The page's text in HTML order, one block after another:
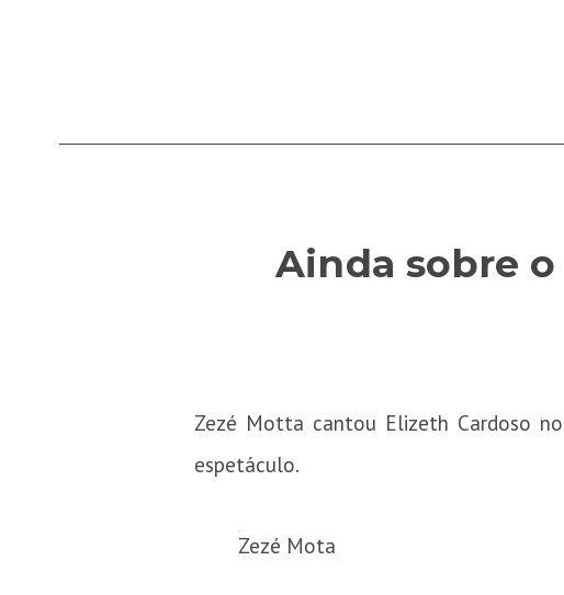
Ainda sobre
Zezé Motta cantou Elizeth Cardoso
espetáculo.
Zezé Mota